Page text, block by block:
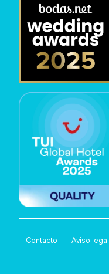
Contacto Aviso legal